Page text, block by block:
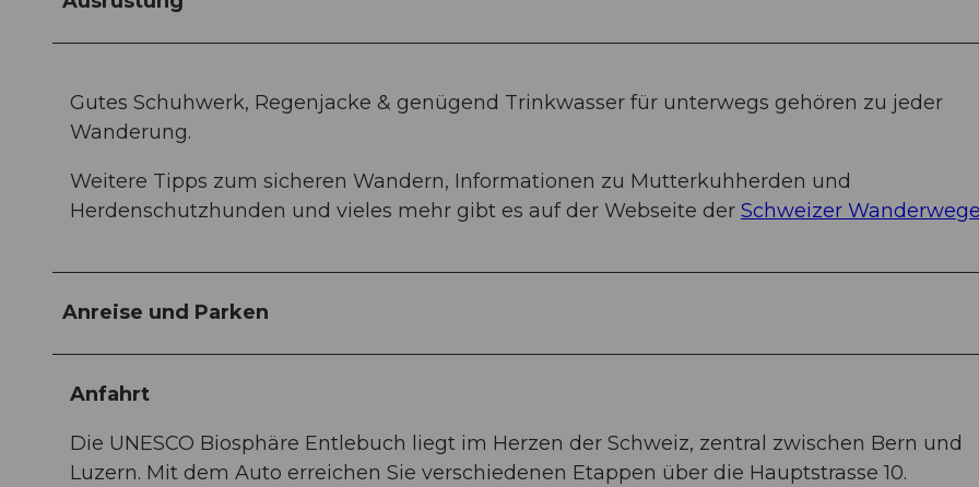
Gutes Schuhwerk, Regenjacke & genügend Trinkwasser für unterwegs gehören zu jeder
Wanderung.
Weitere Tipps zum sicheren Wandern, Informationen zu Mutterkuhherden und
Herdenschutzhunden und vieles mehr gibt es auf der Webseite der Schweizer
Anreise und Parken
Anfahrt
Die UNESCO Biosphäre Entlebuch liegt im Herzen der Schweiz, zentral zwischen Bern und
Luzern. Mit dem Auto erreichen Sie verschiedenen Etappen über die Hauptstrasse 10.